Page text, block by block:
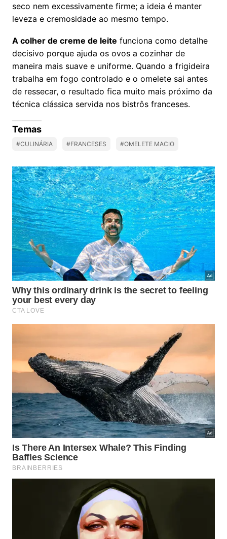
seco nem excessivamente firme; a ideia é manter
leveza e cremosidade ao mesmo tempo.
A colher de creme de leite funciona como detalhe
decisivo porque ajuda os ovos a cozinhar de
maneira mais suave e uniforme. Quando a frigideira
trabalha em fogo controlado e o omelete sai antes
de ressecar, o resultado fica muito mais próximo da
técnica clássica servida nos bistrôs franceses.
Temas
#CULINÁRIA #FRANCESES #OMELETE MACIO